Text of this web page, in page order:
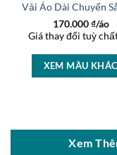
Vải Áo Dài Chuyển
170.000₫/áo
Giá thay đổi tuỳ
XEM MÀU KHÁC
37071
Xem